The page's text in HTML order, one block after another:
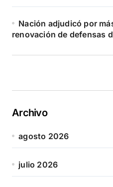
Nación adjudicó por
renovación de defensas
Archivo
agosto 2026
julio 2026